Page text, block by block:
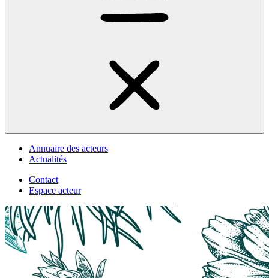
Annuaire des acteurs
Actualités
Contact
Espace acteur